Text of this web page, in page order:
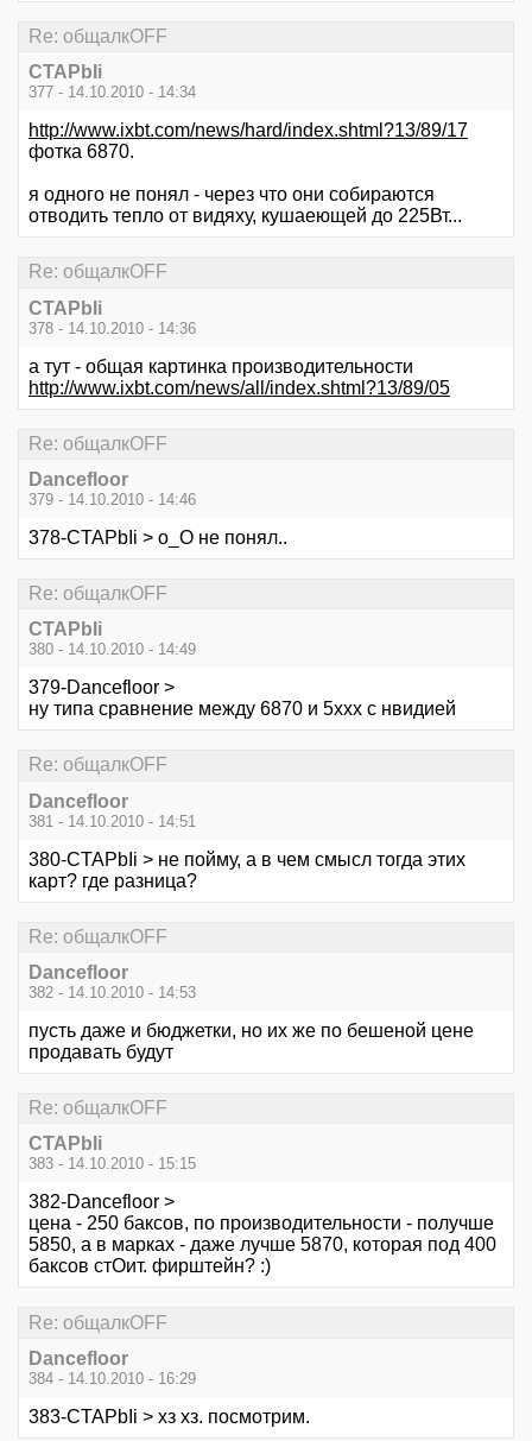
Re: общалкOFF
CTAPbIi
377 - 14.10.2010 - 14:34
http://www.ixbt.com/news/hard/index.shtml?13/89/17
фотка 6870.
я одного не понял - через что они собираются
отводить тепло от видяху, кушаеющей до 225Вт...
Re: общалкOFF
CTAPbIi
378 - 14.10.2010 - 14:36
а тут - общая картинка производительности
http://www.ixbt.com/news/all/index.shtml?13/89/05
Re: общалкOFF
Dancefloor
379 - 14.10.2010 - 14:46
378-CTAPbIi > о_О не понял..
Re: общалкOFF
CTAPbIi
380 - 14.10.2010 - 14:49
379-Dancefloor >
ну типа сравнение между 6870 и 5ххх с нвидией
Re: общалкOFF
Dancefloor
381 - 14.10.2010 - 14:51
380-CTAPbIi > не пойму, а в чем смысл тогда этих
карт? где разница?
Re: общалкOFF
Dancefloor
382 - 14.10.2010 - 14:53
пусть даже и бюджетки, но их же по бешеной цене
продавать будут
Re: общалкOFF
CTAPbIi
383 - 14.10.2010 - 15:15
382-Dancefloor >
цена - 250 баксов, по производительности - получше
5850, а в марках - даже лучше 5870, которая под 400
баксов стОит. фирштейн? :)
Re: общалкOFF
Dancefloor
384 - 14.10.2010 - 16:29
383-CTAPbIi > хз хз. посмотрим.